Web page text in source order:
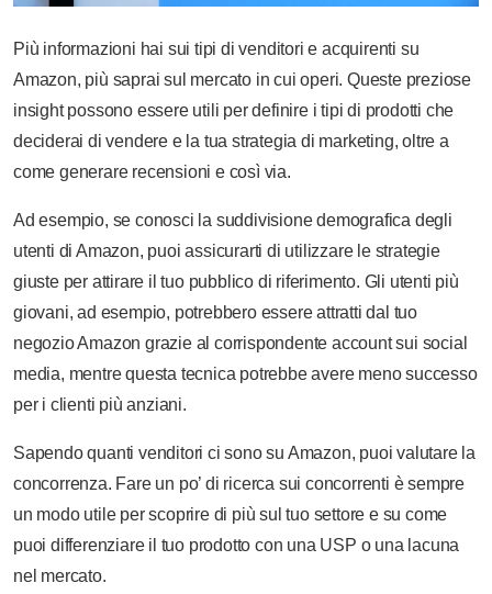
Più informazioni hai sui tipi di venditori e acquirenti su
Amazon, più saprai sul mercato in cui operi. Queste preziose
insight possono essere utili per definire i tipi di prodotti che
deciderai di vendere e la tua strategia di marketing, oltre a
come generare recensioni e così via.
Ad esempio, se conosci la suddivisione demografica degli
utenti di Amazon, puoi assicurarti di utilizzare le strategie
giuste per attirare il tuo pubblico di riferimento. Gli utenti più
giovani, ad esempio, potrebbero essere attratti dal tuo
negozio Amazon grazie al corrispondente account sui social
media, mentre questa tecnica potrebbe avere meno successo
per i clienti più anziani.
Sapendo quanti venditori ci sono su Amazon, puoi valutare la
concorrenza. Fare un po’ di ricerca sui concorrenti è sempre
un modo utile per scoprire di più sul tuo settore e su come
puoi differenziare il tuo prodotto con una USP o una lacuna
nel mercato.